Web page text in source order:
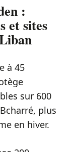
:
et sites
à 45
sur 600
plus
en hiver.